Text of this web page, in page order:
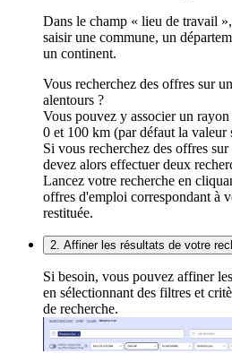
Dans le champ « lieu de travail
saisir une commune, un
un continent.
Vous recherchez des offres sur
alentours ?
Vous pouvez y associer un
0 et 100 km (par défaut la valeur
Si vous recherchez des offres
devez alors effectuer deux
Lancez votre recherche en
offres d'emploi correspondant à
restituée.
2. Affiner les résultats de votre
Si besoin, vous pouvez affiner
en sélectionnant des filtres et
de recherche.